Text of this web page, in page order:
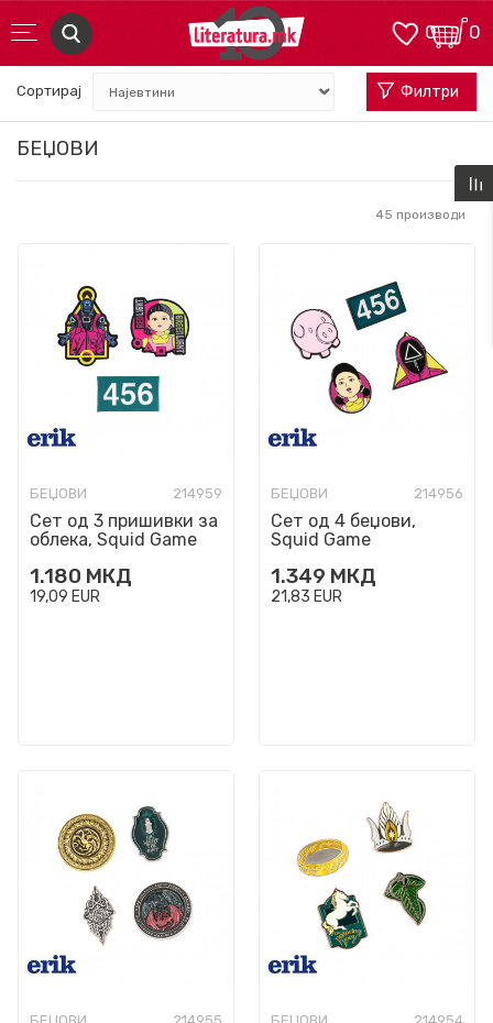
0
0
БЕЏОВИ
Сортирај Филтри
45 производи
БЕЏОВИ 214959
Сет од 3 пришивки за
облека, Squid Game
1.180 МКД
19,09 EUR
БЕЏОВИ 214956
Сет од 4 беџови,
Squid Game
1.349 МКД
21,83 EUR